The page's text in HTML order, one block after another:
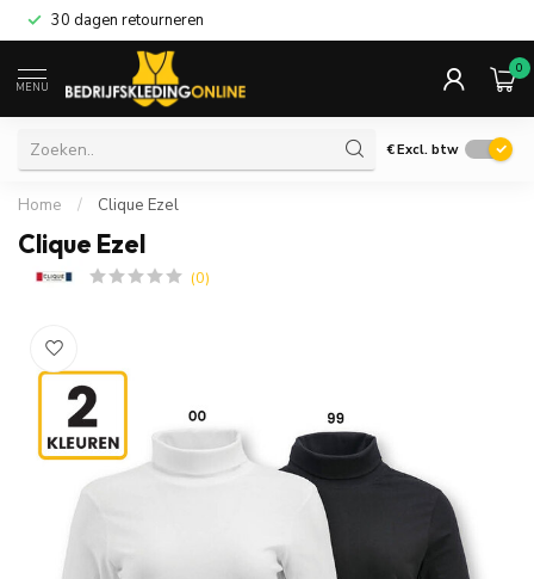
30 dagen retourneren
MENU
0
€Excl. btw
Home / Clique Ezel
Clique Ezel
(0)